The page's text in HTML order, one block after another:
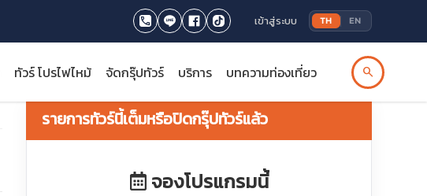
เข้าสู่ระบบ TH EN
ทัวร์ โปรไฟไหม้ จัดกรุ๊ปทัวร์ บริการ บทความท่องเที่ยว search
รายการทัวร์นี้เต็มหรือปิดกรุ๊ปทัวร์แล้ว
จองโปรแกรมนี้